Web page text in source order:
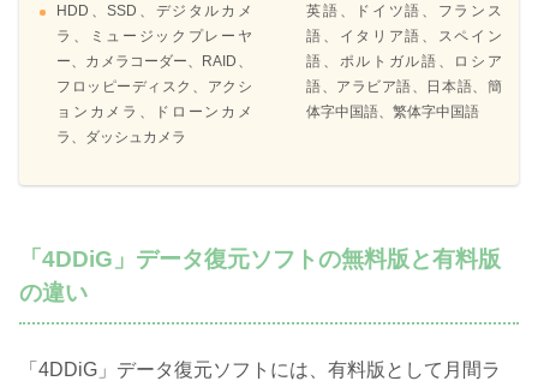
HDD、SSD、デジタルカメ
ラ、ミュージックプレーヤ
ー、カメラコーダー、RAID、
フロッピーディスク、アクシ
ョンカメラ、ドローンカメ
ラ、ダッシュカメラ
英語、ドイツ語、フランス
語、イタリア語、スペイン
語、ポルトガル語、ロシア
語、アラビア語、日本語、簡
体字中国語、繁体字中国語
「4DDiG」データ復元ソフトの無料版と有料版
の違い
「4DDiG」データ復元ソフトには、有料版として月間ラ